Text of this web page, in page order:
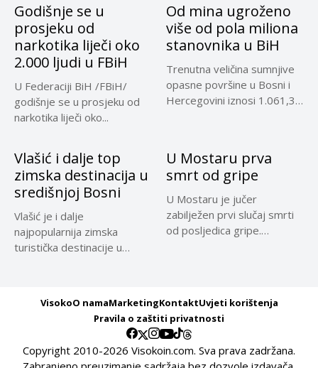
Godišnje se u
prosjeku od
narkotika liječi oko
2.000 ljudi u FBiH
U Federaciji BiH /FBiH/
godišnje se u prosjeku od
narkotika liječi oko...
Od mina ugroženo
više od pola miliona
stanovnika u BiH
Trenutna veličina sumnjive
opasne površine u Bosni i
Hercegovini iznosi 1.061,32
Vlašić i dalje top
zimska destinacija u
središnjoj Bosni
Vlašić je i dalje
najpopularnija zimska
turistička destinacije u
U Mostaru prva
smrt od gripe
U Mostaru je jučer
zabilježen prvi slučaj smrti
od posljedica gripe.
VisokoO namaMarketingKontaktUvjeti korištenja
Pravila o zaštiti privatnosti
Copyright 2010-2026 Visokoin.com. Sva prava zadržana.